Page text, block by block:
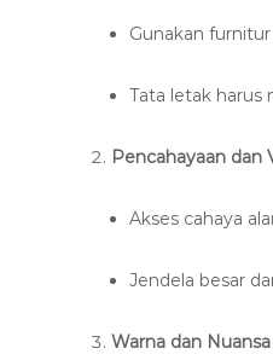
Gunakan
Tata letak harus
Pencahayaan dan
Akses cahaya
Jendela besar
Warna dan